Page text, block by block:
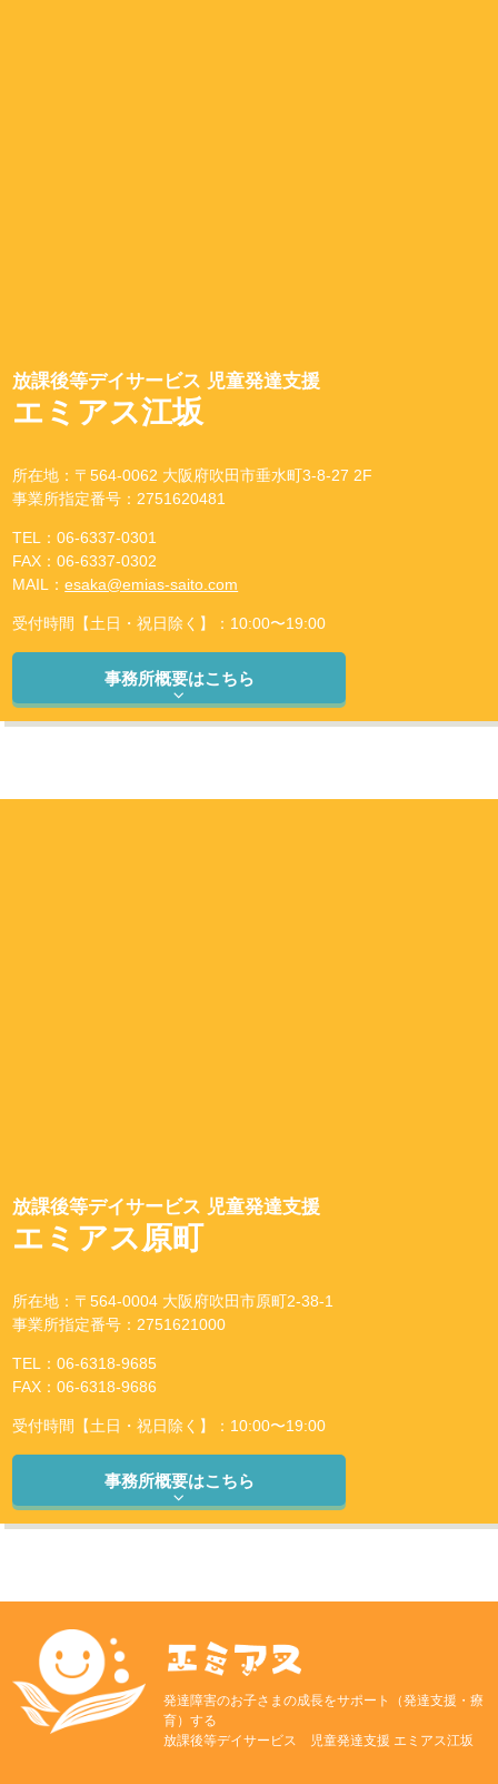
放課後等デイサービス 児童発達支援
エミアス江坂
所在地：〒564-0062 大阪府吹田市垂水町3-8-27 2F
事業所指定番号：2751620481
TEL：06-6337-0301
FAX：06-6337-0302
MAIL：esaka@emias-saito.com
受付時間【土日・祝日除く】：10:00〜19:00
事務所概要はこちら
放課後等デイサービス 児童発達支援
エミアス原町
所在地：〒564-0004 大阪府吹田市原町2-38-1
事業所指定番号：2751621000
TEL：06-6318-9685
FAX：06-6318-9686
受付時間【土日・祝日除く】：10:00〜19:00
事務所概要はこちら
発達障害のお子さまの成長をサポート（発達支援・療
育）する
放課後等デイサービス 児童発達支援 エミアス江坂